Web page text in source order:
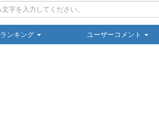
ランキング ユーザーコメント